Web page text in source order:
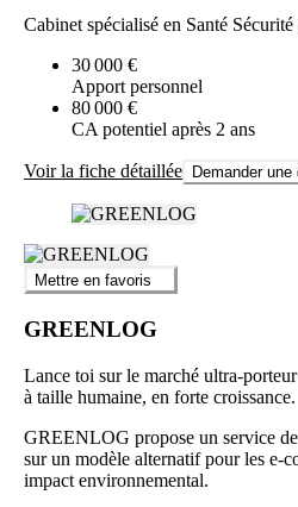
Cabinet spécialisé en Santé
30 000 €
Apport personnel
80 000 €
CA potentiel après 2 ans
Voir la fiche détaillée Demander
Mettre en favoris
GREENLOG
Lance toi sur le marché ultra-
à taille humaine, en forte croissance.
GREENLOG propose un service
sur un modèle alternatif pour les e-
impact environnemental.